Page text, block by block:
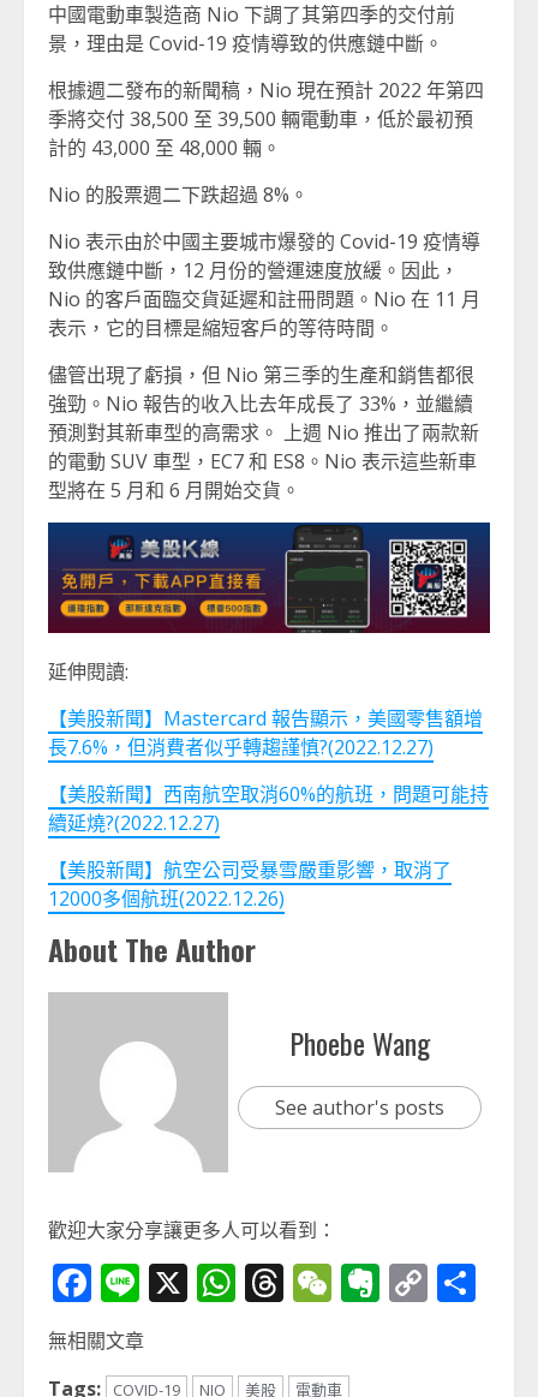
中國電動車製造商 Nio 下調了其第四季的交付前
景，理由是 Covid-19 疫情導致的供應鏈中斷。
根據週二發布的新聞稿，Nio 現在預計 2022 年第四
季將交付 38,500 至 39,500 輛電動車，低於最初預
計的 43,000 至 48,000 輛。
Nio 的股票週二下跌超過 8%。
Nio 表示由於中國主要城市爆發的 Covid-19 疫情導
致供應鏈中斷，12 月份的營運速度放緩。因此，
Nio 的客戶面臨交貨延遲和註冊問題。Nio 在 11 月
表示，它的目標是縮短客戶的等待時間。
儘管出現了虧損，但 Nio 第三季的生產和銷售都很
強勁。Nio 報告的收入比去年成長了 33%，並繼續
預測對其新車型的高需求。 上週 Nio 推出了兩款新
的電動 SUV 車型，EC7 和 ES8。Nio 表示這些新車
型將在 5 月和 6 月開始交貨。
延伸閱讀:
【美股新聞】Mastercard 報告顯示，美國零售額增
長7.6%，但消費者似乎轉趨謹慎?(2022.12.27)
【美股新聞】西南航空取消60%的航班，問題可能持
續延燒?(2022.12.27)
【美股新聞】航空公司受暴雪嚴重影響，取消了
12000多個航班(2022.12.26)
About The Author
Phoebe Wang
See author's posts
歡迎大家分享讓更多人可以看到：
Facebook
Line
X WhatsApp
Threads
WeChat
Evernote
Copy
無相關文章
Tags:
COVID-19 NIO 美股 電動車